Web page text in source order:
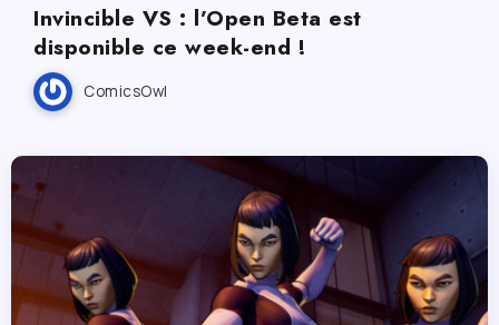
Invincible VS : l’Open Beta est
disponible ce week-end !
ComicsOwl